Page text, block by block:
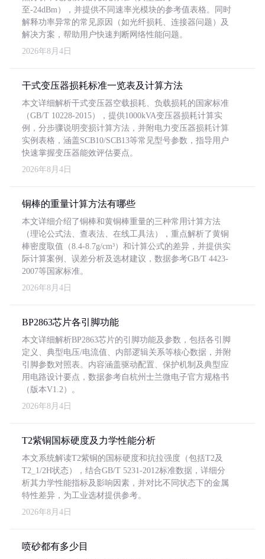
至-24dBm），并提供不同速率光模块的参考值表格。同时
解释功率异常的常见原因（如光纤损耗、连接器问题）及
解决方案，帮助用户快速判断网络性能问题。
2026年8月4日
干式变压器损耗标准一览表及计算方法
本文详细解析干式变压器空载损耗、负载损耗的国家标准
（GB/T 10228-2015），提供1000kVA变压器损耗计算实
例，分步骤说明变损计算方法，并附电力变压器损耗计算
实例表格，涵盖SCB10/SCB13等常见型号参数，指导用户
快速掌握变压器能效评估要点。
2026年8月4日
铜棒的重量计算方法有哪些
本文详细介绍了铜棒和黄铜棒重量的三种常用计算方法
（理论公式法、查表法、在线工具法），重点解析了黄铜
棒密度取值（8.4-8.7g/cm³）和计算公式的差异，并提供实
际计算案例、误差分析及选材建议，数据参考GB/T 4423-
2007等国家标准。
2026年8月4日
BP2863芯片各引脚功能
本文详细解析BP2863芯片的引脚功能及参数，包括各引脚
定义、典型电压/电流值、内部逻辑关系等核心数据，并附
引脚参数对照表。内容涵盖驱动配置、保护机制及典型应
用电路设计要点，数据参考自杭州士兰微电子官方规格书
（版本V1.2）。
2026年8月4日
T2紫铜国标硬度及力学性能分析
本文系统解读T2紫铜的国标硬度和抗拉强度（包括T2及
T2_1/2H状态），结合GB/T 5231-2012标准数据，详细分
析其力学性能指标及影响因素，并对比不同状态下的金属
特性差异，为工业选材提供参考。
2026年8月4日
喷砂都有多少目